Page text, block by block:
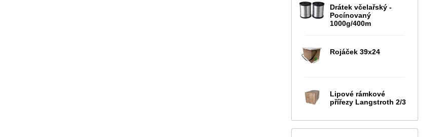
Drátek včelařský -
Pocínovaný
1000g/400m
Rojáček 39x24
Lipové rámkové
přířezy Langstroth 2/3